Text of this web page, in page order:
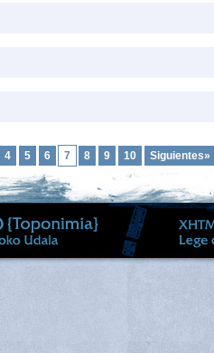
4 5 6 7 8 9 10 Siguientes»